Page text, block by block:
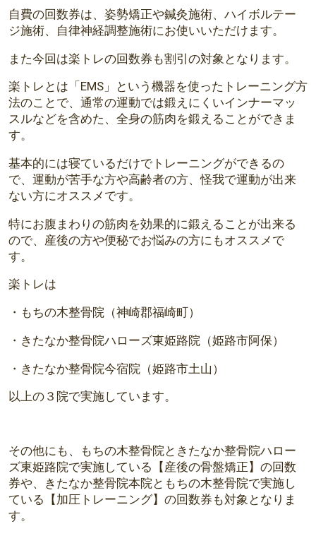
自費の回数券は、姿勢矯正や鍼灸施術、ハイボルテー
ジ施術、自律神経調整施術にお使いいただけます。
また今回は楽トレの回数券も割引の対象となります。
楽トレとは「EMS」という機器を使ったトレーニング方
法のことで、通常の運動では鍛えにくいインナーマッ
スルなどを含めた、全身の筋肉を鍛えることができま
す。
基本的には寝ているだけでトレーニングができるの
で、運動が苦手な方や高齢者の方、怪我で運動が出来
ない方にオススメです。
特にお腹まわりの筋肉を効果的に鍛えることが出来る
ので、産後の方や便秘でお悩みの方にもオススメで
す。
楽トレは
・もちの木整骨院（神崎郡福崎町）
・きたなか整骨院ハローズ東姫路院（姫路市阿保）
・きたなか整骨院今宿院（姫路市土山）
以上の３院で実施しています。
その他にも、もちの木整骨院ときたなか整骨院ハロー
ズ東姫路院で実施している【産後の骨盤矯正】の回数
券や、きたなか整骨院本院ともちの木整骨院で実施し
ている【加圧トレーニング】の回数券も対象となりま
す。